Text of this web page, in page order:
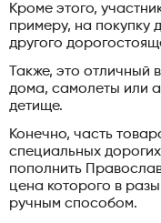
Кроме этого,
примеру, на
другого
Также, это отличный
дома, самолеты или
детище.
Конечно, часть
специальных
пополнить
цена которого в
ручным способом.